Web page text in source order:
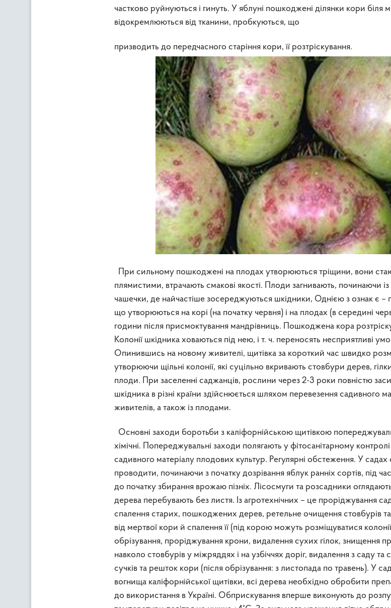
частково руйнуються і гинуть. У яблуні пошкоджені ділянки кори біля
відокремлюються від тканини, пробкуються, що
призводить до передчасного старіння кори, її розтріскування.
При сильному пошкоджені на плодах утворюються тріщини, вони
плямистими, втрачають смакові якості. Плоди загнивають, починаючи
чашечки, де найчастіше зосереджуються шкідники, Однією з ознак є –
що утворюються на корі (на початку червня) і на плодах (в середині
години після присмоктування мандрівниць. Пошкоджена кора
Колонії шкідника ховаються під нею, і т. ч. переносять несприятливі
Опинившись на новому живителі, щитівка за короткий час швидко
утворюючи щільні колонії, які суцільно вкривають стовбури дерев,
плоди. При заселенні саджанців, рослини через 2-3 роки повністю
шкідника в різні країни здійснюється шляхом перевезення садивного
живителів, а також із плодами.
Основні заходи боротьби з каліфорнійською щитівкою
хімічні. Попереджувальні заходи полягають у фітосанітарному
садивного матеріалу плодових культур. Регулярні обстеження. У
проводити, починаючи з початку дозрівання яблук ранніх сортів, під
до початку збирання врожаю пізніх. Лісосмуги та розсадники
дерева перебувають без листя. Із агротехнічних – це проріджування
спалення старих, пошкоджених дерев, ретельне очищення стовбурів
від мертвої кори й спалення її (під корою можуть розміщуватися
обрізування, проріджування крони, видалення сухих гілок, знищення
навколо стовбурів у міжряддях і на узбіччях доріг, видалення з саду та
сучків та решток кори (після обрізування: з листопада по травень). У
вогнища каліфорнійської щитівки, всі дерева необхідно обробити
до використання в Україні. Обприскування вперше виконують до